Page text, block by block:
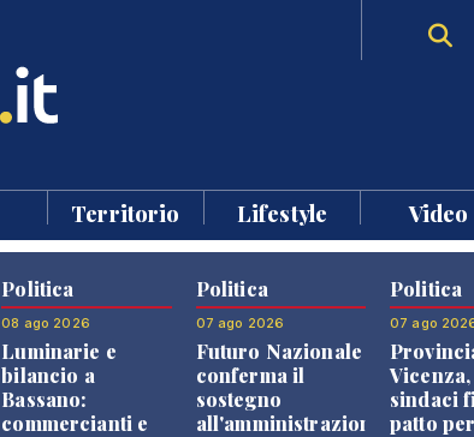
Territorio Lifestyle Video
Politica
08 ago 2026
Luminarie e
bilancio a
Bassano:
commercianti e
Politica
07 ago 2026
Futuro Nazionale
conferma il
sostegno
all'amministrazione
Politica
07 ago
sindaci
patto